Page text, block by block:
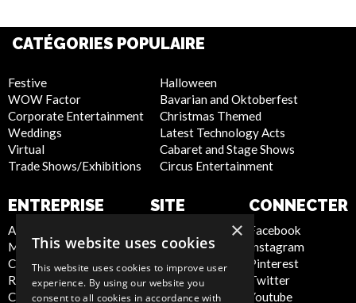
CATÉGORIES POPULAIRE
Festive
WOW Factor
Corporate Entertainment
Weddings
Virtual
Trade Shows/Exhibitions
Halloween
Bavarian and Oktoberfest
Christmas Themed
Latest Technology Acts
Cabaret and Stage Shows
Circus Entertainment
ENTREPRISE
About Us
Meet the Team
Contact Us
Report Abuse
Compliance Statement
SITE
Privacy Policy
Cookie Policy
Artist Sign Up
Terms and
CONNECTER
Facebook
Instagram
Pinterest
Twitter
Youtube
×
This website uses cookies
This website uses cookies to improve user
experience. By using our website you
consent to all cookies in accordance with